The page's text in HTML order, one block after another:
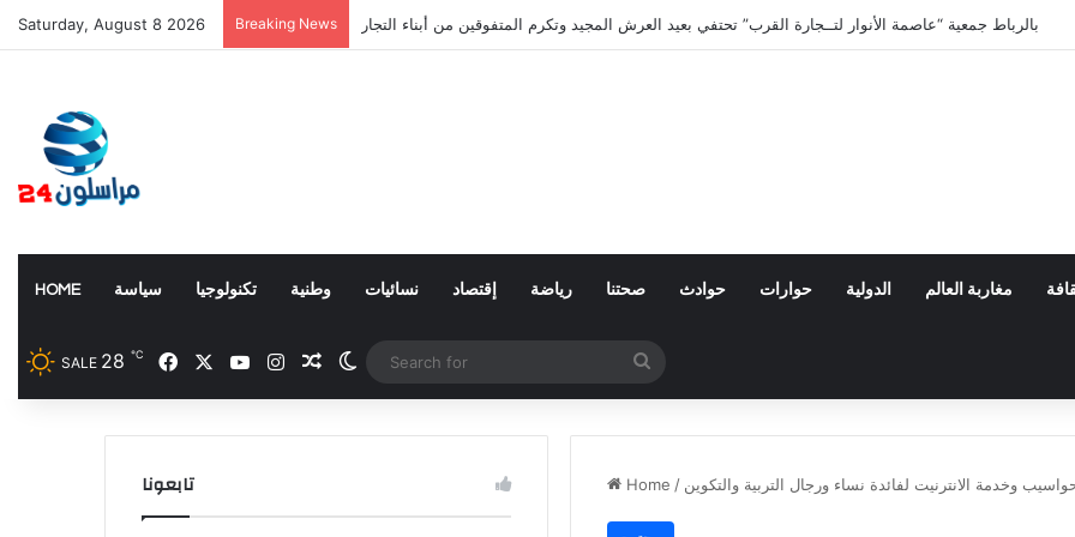
Saturday, August 8 2026 Breaking News صفعة للبوليساريو.. كولومبيا تعلن تغييرا في موقفها وتعترف بسيادة المغرب على صحرائه
HOME سياسة تكنولوجيا وطنية نسائيات إقتصاد رياضة صحتنا حوادث حوارات الدولية مغاربة العالم
SALE 28 ℃ Facebook YouTubeInstagramRandom Article
Switch skin
for
Home / تابعونا